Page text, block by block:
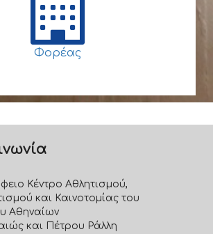
Φορέας
Κέντρο Αθλητισμού,
και Καινοτομίας του
Αθηναίων
και Πέτρου Ράλλη